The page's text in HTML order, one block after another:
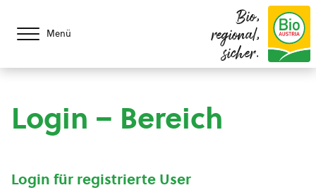
Menü
Bio,
regional,
sicher.
Login – Bereich
Login für registrierte User